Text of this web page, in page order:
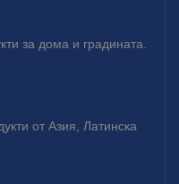
за дома и градината.
от Азия, Латинска